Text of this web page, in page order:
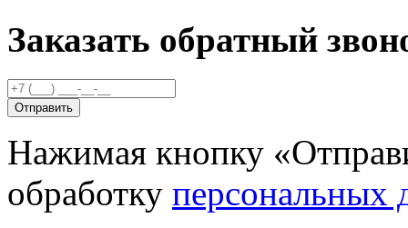
Заказать обратный
Нажимая кнопку
обработку персональных